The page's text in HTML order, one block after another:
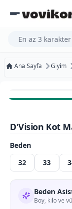
Ürün, kategori
Ana Sayfa Giyim
Ücretsiz Kargo
Ücretsiz İade
D'Vision Kot
Beden
32
33
Beden
Boy, kilo ve